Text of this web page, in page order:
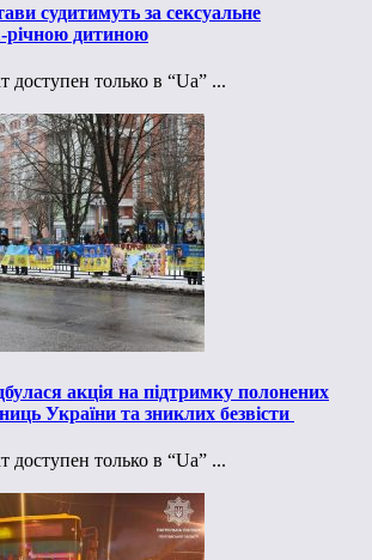
судитимуть за сексуальне
річною дитиною
доступен только в “Ua” ...
акція на підтримку полонених
України та зниклих безвісти
доступен только в “Ua” ...